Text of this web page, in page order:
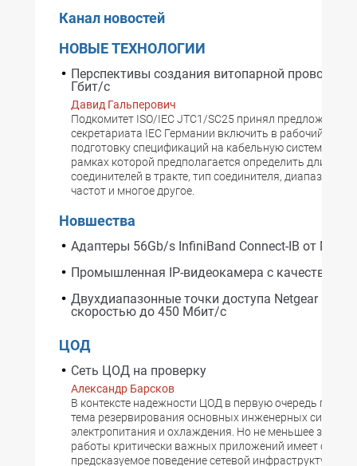
Канал новостей
НОВЫЕ ТЕХНОЛОГИИ
Перспективы создания витопарной проводки
Гбит/с
Давид Гальперович
Подкомитет ISO/IEC JTC1/SC25 принял предложение
секретариата IEC Германии включить в рабочий план
подготовку спецификаций на кабельную систему 40
рамках которой предполагается определить длину
соединителей в тракте, тип соединителя, диапазон
частот и многое другое.
Новшества
Адаптеры 56Gb/s InfiniBand Connect-IB от
Промышленная IP-видеокамера с качеством
Двухдиапазонные точки доступа Netgear
скоростью до 450 Мбит/с
ЦОД
Сеть ЦОД на проверку
Александр Барсков
В контексте надежности ЦОД в первую очередь
тема резервирования основных инженерных систем —
электропитания и охлаждения. Но не меньшее
работы критически важных приложений имеет
предсказуемое поведение сетевой инфраструктуры.